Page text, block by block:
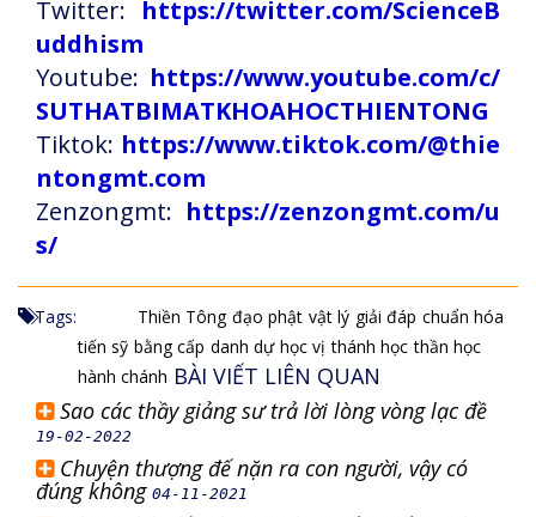
Twitter: https://twitter.com/ScienceB
uddhism
Youtube: https://www.youtube.com/c/
SUTHATBIMATKHOAHOCTHIENTONG
Tiktok: https://www.tiktok.com/@thie
ntongmt.com
Zenzongmt: https://zenzongmt.com/u
s/
Tags: Thiền Tông đạo phật vật lý giải đáp chuẩn hóa
tiến sỹ bằng cấp danh dự học vị thánh học thần học
hành chánh BÀI VIẾT LIÊN QUAN
Sao các thầy giảng sư trả lời lòng vòng lạc đề
19-02-2022
Chuyện thượng đế nặn ra con người, vậy có
đúng không 04-11-2021